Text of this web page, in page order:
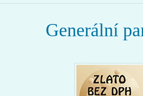
Generální